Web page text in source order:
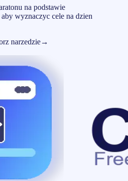
na podstawie
wyznaczyc cele na dzien
narzedzie→